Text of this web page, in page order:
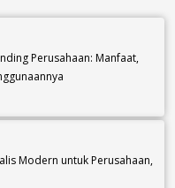
Perusahaan: Manfaat,
Modern untuk Perusahaan,